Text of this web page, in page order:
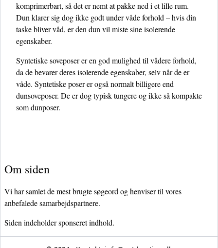
komprimerbart, så det er nemt at pakke ned i et lille rum.
Dun klarer sig dog ikke godt under våde forhold – hvis din
taske bliver våd, er den dun vil miste sine isolerende
egenskaber.
Syntetiske soveposer er en god mulighed til vådere forhold,
da de bevarer deres isolerende egenskaber, selv når de er
våde. Syntetiske poser er også normalt billigere end
dunsoveposer. De er dog typisk tungere og ikke så kompakte
som dunposer.
Om siden
Vi har samlet de mest brugte søgeord og henviser til vores
anbefalede samarbejdspartnere.
Siden indeholder sponseret indhold.